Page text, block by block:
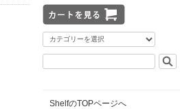
ShelfのTOPページへ